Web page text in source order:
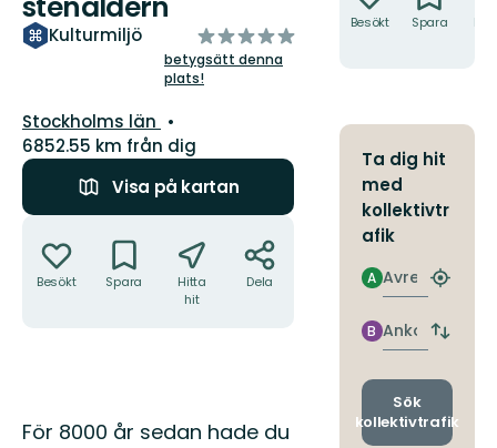
Kulturmiljö
av
5
stjärnor
betygsätt denna
plats!
Län:
Stockholms län
6852.55 km från dig
Visa på kartan
Besökt Spara
Hitta
hit
Dela
Beskrivning
För 8000 år sedan hade du
Besökt Spara
Ta dig hit
med
kollektivtr
afik
Avresa
A
Hitta
Ankomst
B
Byt
och
Sök
kollektivtrafik